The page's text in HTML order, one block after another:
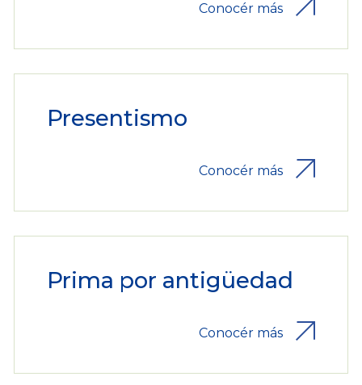
Conocér más
Presentismo
Conocér más
Prima por antigüedad
Conocér más